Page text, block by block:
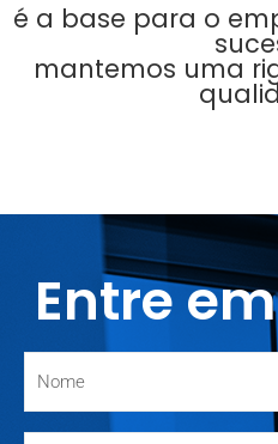
é a base para o
mantemos uma
Entre